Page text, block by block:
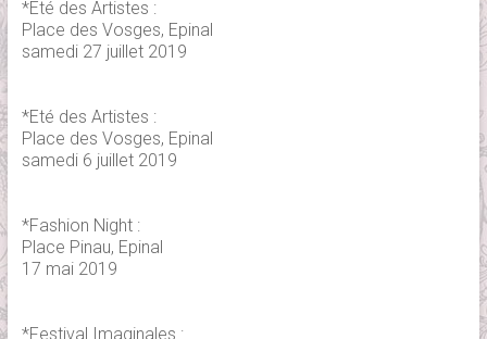
*Eté des Artistes :
Place des Vosges, Epinal
samedi 27 juillet 2019
*Eté des Artistes :
Place des Vosges, Epinal
samedi 6 juillet 2019
*Fashion Night :
Place Pinau, Epinal
17 mai 2019
*Festival Imaginales :